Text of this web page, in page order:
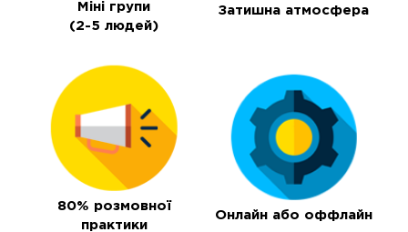
Міні групи
(2-5 людей)
Затишна атмосфера
80% розмовної
практики
Онлайн або оффлайн